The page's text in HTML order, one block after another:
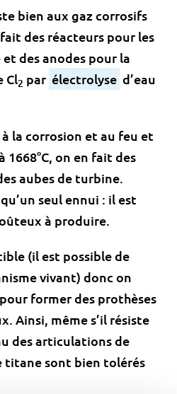
bien aux gaz corrosifs
des réacteurs pour les
des anodes pour la
Cl2 par électrolyse d’eau
la corrosion et au feu et
1668°C, on en fait des
aubes de turbine.
seul ennui : il est
à produire.
(il est possible de
vivant) donc on
former des prothèses
Ainsi, même s’il résiste
des articulations de
titane sont bien tolérés